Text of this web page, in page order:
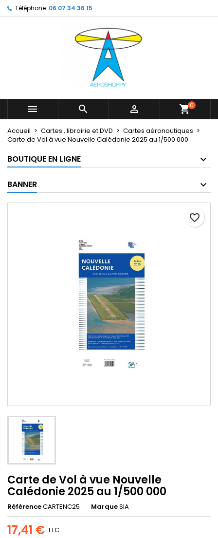
Téléphone: 06 07 34 36 15
   shopping_cart0
Accueil Cartes , librairie et DVD
Cartes aéronautiques
Carte de Vol à vue Nouvelle Calédonie 2025 au 1/500 000
BOUTIQUE EN LIGNE
BANNER
Carte de Vol à vue Nouvelle
Calédonie 2025 au 1/500 000
RéférenceCARTENC25 MarqueSIA
17,41 € TTC
favorite_border
My wishlists ×
Create new list
Créer une liste d'envies ×
Nom de la liste d'envies
Connexion ×
Vous devez être connecté pour ajouter des produits
Annuler